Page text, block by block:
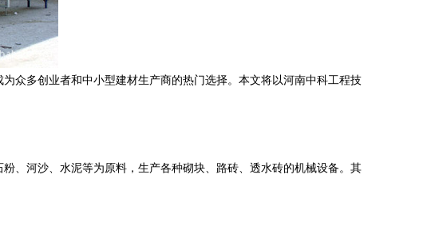
众多创业者和中小型建材生产商的热门选择。本文将以河南中科工程技
、河沙、水泥等为原料，生产各种砌块、路砖、透水砖的机械设备。其